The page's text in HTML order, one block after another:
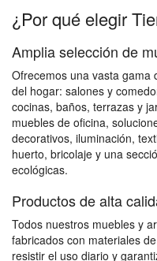
¿Por qué elegir
Amplia selección de
Ofrecemos una vasta gama
del hogar: salones y
cocinas, baños, terrazas y
muebles de oficina,
decorativos, iluminación,
huerto, bricolaje y una
ecológicas.
Productos de alta
Todos nuestros muebles y
fabricados con materiales
resistir el uso diario y